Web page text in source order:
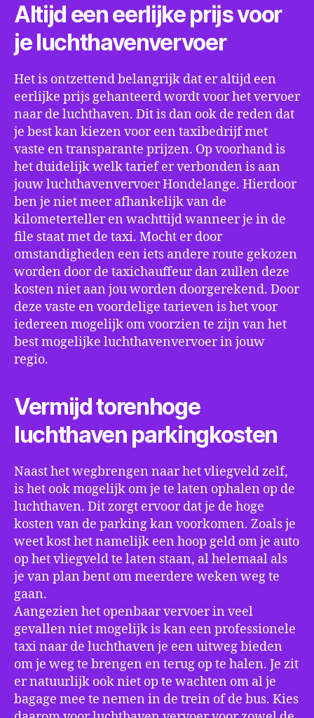
Altijd een eerlijke prijs voor
je luchthavenvervoer
Het is ontzettend belangrijk dat er altijd een
eerlijke prijs gehanteerd wordt voor het vervoer
naar de luchthaven. Dit is dan ook de reden dat
je best kan kiezen voor een taxibedrijf met
vaste en transparante prijzen. Op voorhand is
het duidelijk welk tarief er verbonden is aan
jouw luchthavenvervoer Hondelange. Hierdoor
ben je niet meer afhankelijk van de
kilometerteller en wachttijd wanneer je in de
file staat met de taxi. Mocht er door
omstandigheden een iets andere route gekozen
worden door de taxichauffeur dan zullen deze
kosten niet aan jou worden doorgerekend. Door
deze vaste en voordelige tarieven is het voor
iedereen mogelijk om voorzien te zijn van het
best mogelijke luchthavenvervoer in jouw
regio.
Vermijd torenhoge
luchthaven parkingkosten
Naast het wegbrengen naar het vliegveld zelf,
is het ook mogelijk om je te laten ophalen op de
luchthaven. Dit zorgt ervoor dat je de hoge
kosten van de parking kan voorkomen. Zoals je
weet kost het namelijk een hoop geld om je auto
op het vliegveld te laten staan, al helemaal als
je van plan bent om meerdere weken weg te
gaan.
Aangezien het openbaar vervoer in veel
gevallen niet mogelijk is kan een professionele
taxi naar de luchthaven je een uitweg bieden
om je weg te brengen en terug op te halen. Je zit
er natuurlijk ook niet op te wachten om al je
bagage mee te nemen in de trein of de bus. Kies